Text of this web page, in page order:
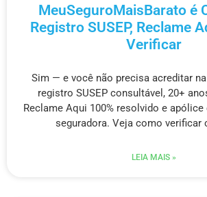
MeuSeguroMaisBarato é
Registro SUSEP, Reclame
Verificar
Sim — e você não precisa acreditar
registro SUSEP consultável, 20+
Reclame Aqui 100% resolvido e
seguradora. Veja como verificar
LEIA MAIS »